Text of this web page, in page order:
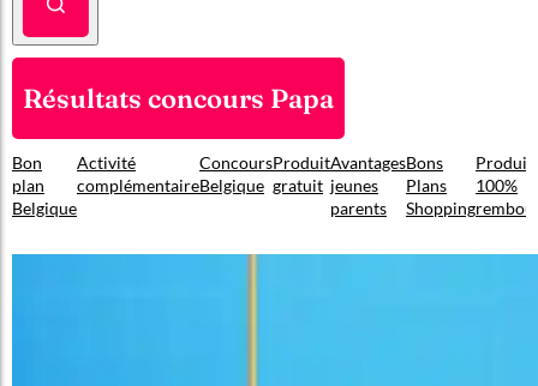
Résultats concours Papa
Bon
plan
Belgique
Activité
complémentaire
Concours
Belgique
Produit
gratuit
Avantages
jeunes
parents
Bons
Plans
Shopping
Produit
100%